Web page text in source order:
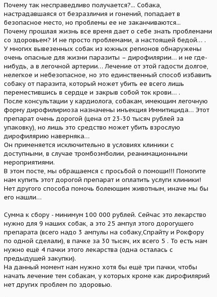
Почему так несправедливо получается?... Собака,
настрадавшаяся от безразличия и гонений, попадает в
безопасное место, но проблемы ее не заканчиваются...
Почему прошлая жизнь все время дает о себе знать проблемами
со здоровьем? И не просто проблемами, а настоящей бедой… .
У многих вывезенных собак из южных регионов обнаружены
очень опасные для жизни паразиты – дирофилярии… и не где-
нибудь, а в легочной артерии… Лечение от этой гадости долгое,
нелегкое и небезопасное, но это единственный способ избавить
собаку от паразита, который может убить ее всего лишь
переместившись в сердце и закрыв собой ток крови… .
После консультации у кардиолога, собакам, имеющим легочную
форму дирофилириоза назначены инъекция Иммитицида… Этот
препарат очень дорогой (цена от 23-30 тысяч рублей за
упаковку), но лишь это средство может убить взрослую
дирофилярию наверняка…
Он применяется исключительно в условиях клиники с
доступными, в случае тромбоэмболии, реанимационными
мероприятиями.
В этом посте, мы обращаемся с просьбой о помощи!!! Помогите
нам купить этот дорогой препарат и оплатить услуги клиники!
Нет другого способа помочь болеющим животным, иначе мы бы
его нашли…
Сумма к сбору - минимум 100 000 рублей. Сейчас это лекарство
нужно для 9 наших собак, а это 25 ампул этого дорогущего
препарата (всего надо 3 ампулы на собаку,Спрайту и Рокфору
по одной сделали), в пачке за 30 тысяч, их всего 5 . То есть нам
нужно ещё 4 пачки этого лекарства (одна осталась с
предыдущей закупки).
На данный момент нам нужно хотя бы ещё три пачки, чтобы
начать лечение тем собакам, у которых кроме как дирофилярий
нет других проблем по здоровью.